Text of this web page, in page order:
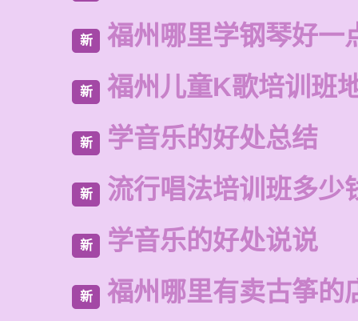
新 福州哪里学钢琴好一
新 福州儿童K歌培训班
新 学音乐的好处总结
新 流行唱法培训班多少
新 学音乐的好处说说
新 福州哪里有卖古筝的